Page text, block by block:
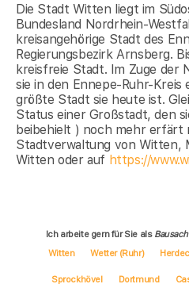
Die Stadt Witten liegt im
Bundesland Nordrhein-
kreisangehörige Stadt des
Regierungsbezirk Arnsberg.
kreisfreie Stadt. Im Zuge der
sie in den Ennepe-Ruhr-Kreis
größte Stadt sie heute ist.
Status einer Großstadt, den
beibehielt ) noch mehr erfärt
Stadtverwaltung von Witten,
Witten oder auf https://
Ich arbeite gern für Sie als
Witten
Wetter (Ruhr)
Sprockhövel Dortmund